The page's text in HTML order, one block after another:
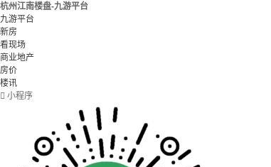
杭州江南楼盘-九游平台
九游平台
新房
看现场
商业地产
房价
楼讯
 小程序